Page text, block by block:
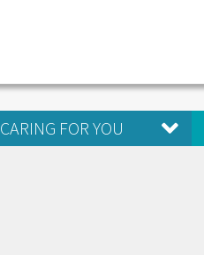
CARING FOR YOU